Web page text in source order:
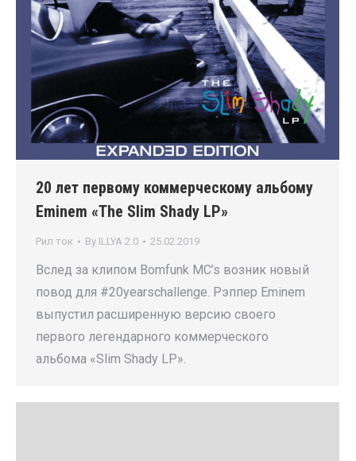
20 лет первому коммерческому альбому
Eminem «The Slim Shady LP»
Рил ток By ILLYA 2.0 25.02.2019
Вслед за клипом Bomfunk MC’s возник новый
повод для #20yearschallenge. Рэппер Eminem
выпустил расширенную версию своего
первого легендарного коммерческого
альбома «Slim Shady LP».